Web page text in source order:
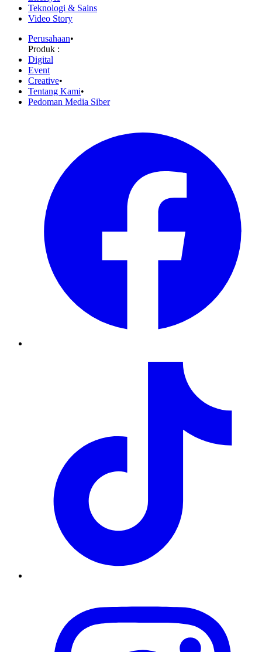
Teknologi & Sains
Video Story
Perusahaan•
Produk :
Digital
Event
Creative•
Tentang Kami•
Pedoman Media Siber